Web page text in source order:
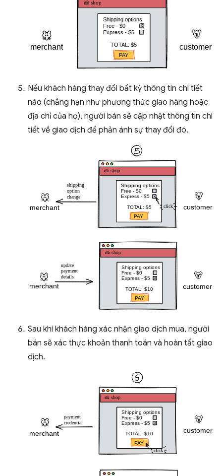
Nếu khách hàng thay đổi bất kỳ thông tin chi tiết
nào (chẳng hạn như phương thức giao hàng hoặc
địa chỉ của họ), người bán sẽ cập nhật thông tin chi
tiết về giao dịch để phản ánh sự thay đổi đó.
Sau khi khách hàng xác nhận giao dịch mua, người
bán sẽ xác thực khoản thanh toán và hoàn tất giao
dịch.